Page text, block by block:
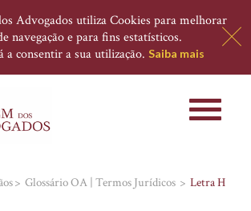
Advogados utiliza Cookies para melhorar
navegação e para fins estatísticos.
consentir a sua utilização. Saiba mais
Toggle
Glossário OA | Termos Jurídicos Letra H